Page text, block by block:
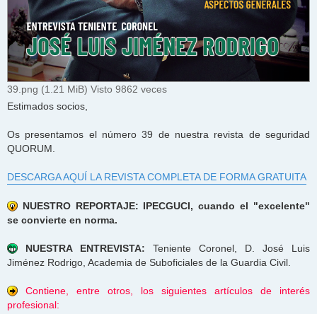
39.png (1.21 MiB) Visto 9862 veces
Estimados socios,
Os presentamos el número 39 de nuestra revista de seguridad
QUORUM.
DESCARGA AQUÍ LA REVISTA COMPLETA DE FORMA GRATUITA
NUESTRO REPORTAJE: IPECGUCI, cuando el "excelente"
se convierte en norma.
NUESTRA ENTREVISTA: Teniente Coronel, D. José Luis
Jiménez Rodrigo, Academia de Suboficiales de la Guardia Civil.
Contiene, entre otros, los siguientes artículos de interés
profesional: